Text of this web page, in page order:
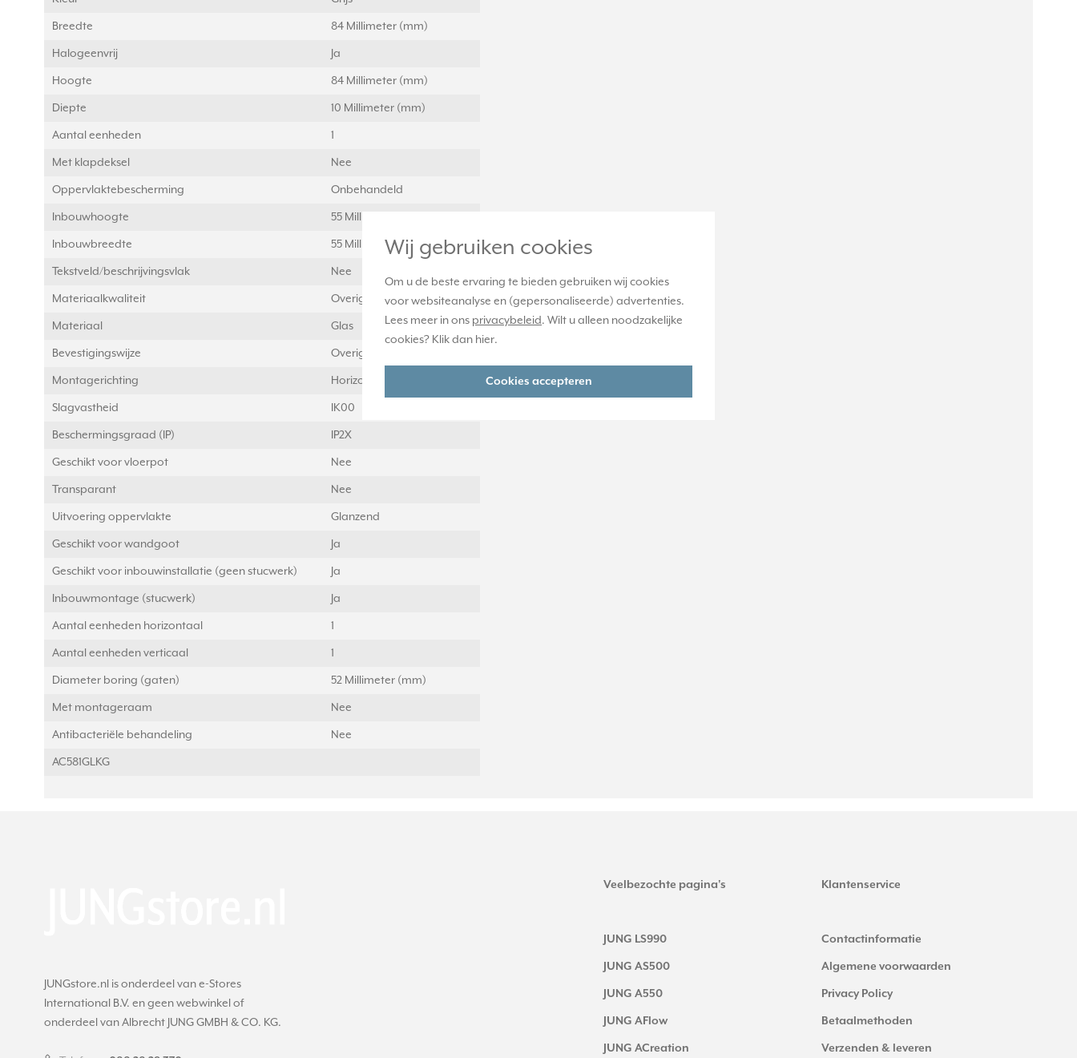
Wij gebruiken cookies
Om u de beste ervaring te bieden gebruiken wij cookies
voor websiteanalyse en (gepersonaliseerde) advertenties.
Lees meer in ons privacybeleid. Wilt u alleen noodzakelijke
cookies? Klik dan hier.
Cookies accepteren
Breedte 84 Millimeter (mm)
Halogeenvrij Ja
Hoogte 84 Millimeter (mm)
Diepte 10 Millimeter (mm)
Aantal eenheden 1
Met klapdeksel Nee
Oppervlaktebescherming Onbehandeld
Inbouwhoogte 55 Millimeter (mm)
Inbouwbreedte 55 Millimeter (mm)
Tekstveld/beschrijvingsvlak Nee
Materiaalkwaliteit Overig
Materiaal Glas
Bevestigingswijze Overig
Montagerichting Horizontaal en verticaal
Slagvastheid IK00
Beschermingsgraad (IP) IP2X
Geschikt voor vloerpot Nee
Transparant Nee
Uitvoering oppervlakte Glanzend
Geschikt voor wandgoot Ja
Geschikt voor inbouwinstallatie (geen stucwerk) Ja
Inbouwmontage (stucwerk) Ja
Aantal eenheden horizontaal 1
Aantal eenheden verticaal 1
Diameter boring (gaten) 52 Millimeter (mm)
Met montageraam Nee
Antibacteriële behandeling Nee
AC581GLKG
JUNGstore.nl is onderdeel van e-Stores
International B.V. en geen webwinkel of
onderdeel van Albrecht JUNG GMBH & CO. KG.
Veelbezochte pagina's
JUNG LS990
JUNG AS500
JUNG A550
JUNG AFlow
JUNG ACreation
Klantenservice
Contactinformatie
Algemene voorwaarden
Privacy Policy
Betaalmethoden
Verzenden & leveren